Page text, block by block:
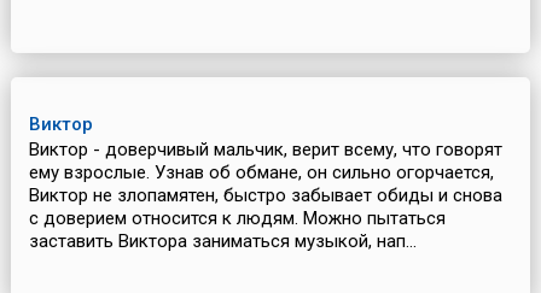
Виктор
Виктор - доверчивый мальчик, верит всему, что говорят
ему взрослые. Узнав об обмане, он сильно огорчается,
Виктор не злопамятен, быстро забывает обиды и снова
с доверием относится к людям. Можно пытаться
заставить Виктора заниматься музыкой, нап...